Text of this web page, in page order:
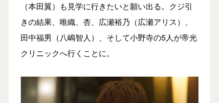
（本田翼）も見学に行きたいと願い出る。クジ引
きの結果、唯織、杏、広瀬裕乃（広瀬アリス）、
田中福男（八嶋智人）、そして小野寺の5人が帝光
クリニックへ行くことに。